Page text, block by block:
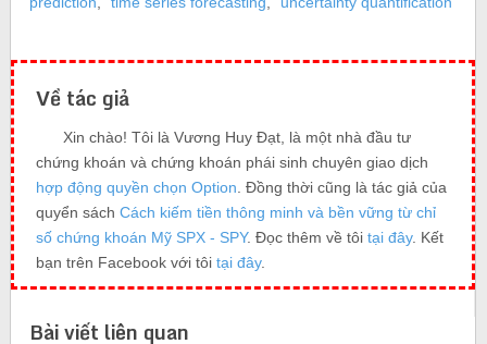
Về tác giả
Xin chào! Tôi là Vương Huy Đạt, là một nhà đầu tư
chứng khoán và chứng khoán phái sinh chuyên giao dịch
hợp động quyền chọn Option . Đồng thời cũng là tác giả của
quyển sách Cách kiếm tiền thông minh và bền vững từ chỉ
số chứng khoán Mỹ SPX - SPY. Đọc thêm về tôi tại đây. Kết
bạn trên Facebook với tôi tại đây.
Bài viết liên quan